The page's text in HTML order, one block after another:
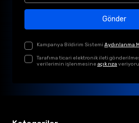
Gönder
Kampanya Bildirim Sistemi Aydınlanma
Tarafıma ticari elektronik ileti
verilerimin işlenmesineaçık rıza